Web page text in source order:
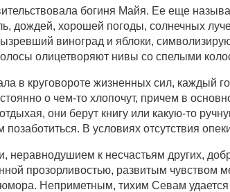
богиня Майя. Ее еще
дождей, хорошей погоды, солнечных
виноград и яблоки,
олицетворяют нивы со спелыми
в круговороте жизненных сил,
о чем-то хлопочут, причем в
они берут книгу или какую-то
В условиях отсутствия
к несчастьям других,
прозорливостью, развитым чувством
Неприметным, тихим Севам